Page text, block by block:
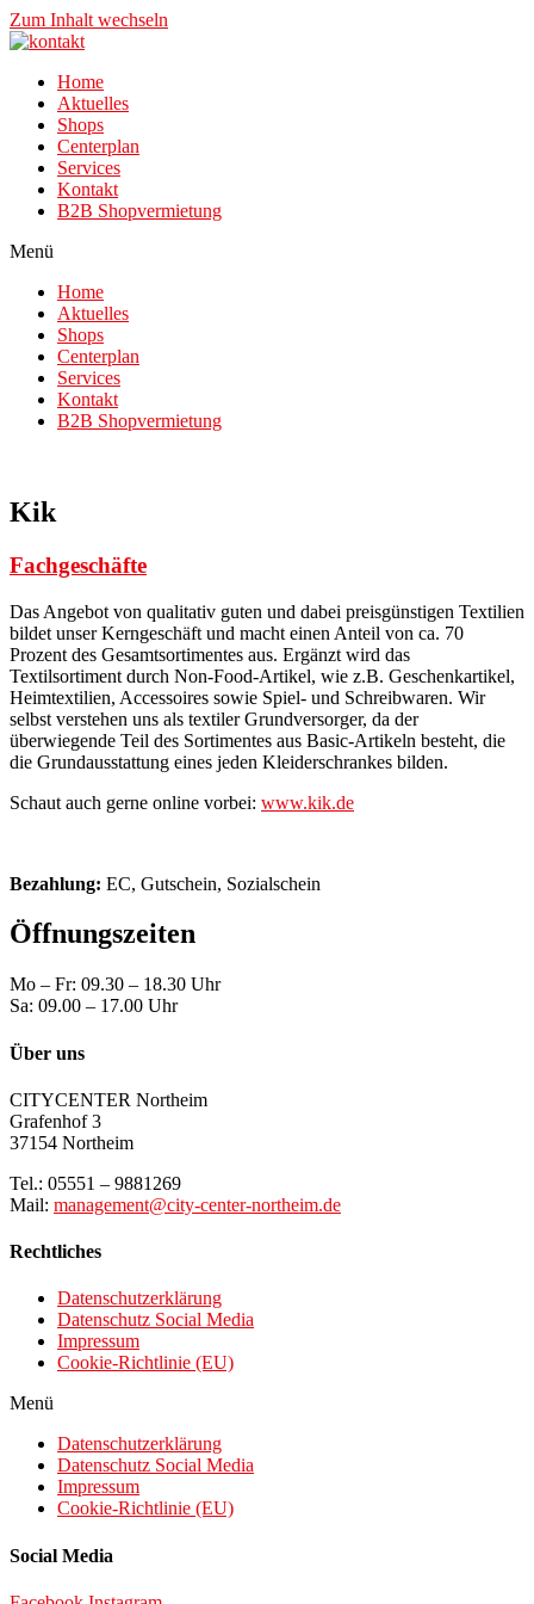
Zum Inhalt wechseln
Home
Aktuelles
Shops
Centerplan
Services
Kontakt
B2B Shopvermietung
Menü
Home
Aktuelles
Shops
Centerplan
Services
Kontakt
B2B Shopvermietung
Kik
Fachgeschäfte
Das Angebot von qualitativ guten und dabei preisgünstigen Textilien
bildet unser Kerngeschäft und macht einen Anteil von ca. 70
Prozent des Gesamtsortimentes aus. Ergänzt wird das
Textilsortiment durch Non-Food-Artikel, wie z.B. Geschenkartikel,
Heimtextilien, Accessoires sowie Spiel- und Schreibwaren. Wir
selbst verstehen uns als textiler Grundversorger, da der
überwiegende Teil des Sortimentes aus Basic-Artikeln besteht, die
die Grundausstattung eines jeden Kleiderschrankes bilden.
Schaut auch gerne online vorbei: www.kik.de
Bezahlung: EC, Gutschein, Sozialschein
Öffnungszeiten
Mo – Fr: 09.30 – 18.30 Uhr
Sa: 09.00 – 17.00 Uhr
Über uns
CITYCENTER Northeim
Grafenhof 3
37154 Northeim
Tel.: 05551 – 9881269
Mail: management@city-center-northeim.de
Rechtliches
Datenschutzerklärung
Datenschutz Social Media
Impressum
Cookie-Richtlinie (EU)
Menü
Datenschutzerklärung
Datenschutz Social Media
Impressum
Cookie-Richtlinie (EU)
Social Media